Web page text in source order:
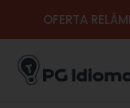
conteúdo
OFERTA